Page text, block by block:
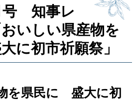
号 知事レ
いしい県産物を
に初市祈願祭」
を県民に 盛大に初